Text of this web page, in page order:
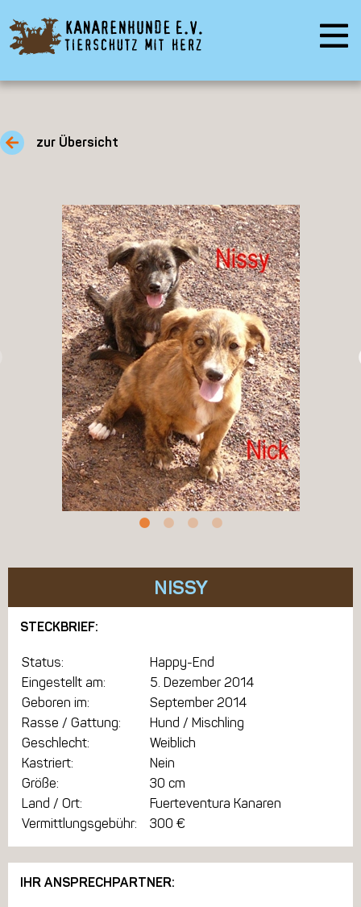
zur Übersicht
NISSY
STECKBRIEF:
Status:
Happy-End
Eingestellt am:
5. Dezember 2014
Geboren im:
September 2014
Rasse / Gattung:
Hund / Mischling
Geschlecht:
Weiblich
Kastriert:
Nein
Größe:
30 cm
Land / Ort:
Fuerteventura Kanaren
Vermittlungsgebühr:
300 €
IHR ANSPRECHPARTNER: